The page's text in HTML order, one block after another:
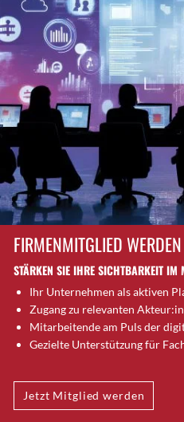
Bronschhofen
Brugg
Brugg AG
Brütten
Bubendorf
Bubikon
Burgdorf
Bäretswil
Bülach
Cazis
Cham
Chur
Crissier
Davos Platz
Dietikon
Dietlikon
FIRMENMITGLIED WERDEN
STÄRKEN SIE IHRE SICHTBARKEIT IM
Ihr Unternehmen als aktiven
Zugang zu relevanten
Mitarbeitende am Puls der
Gezielte Unterstützung für
Jetzt Mitglied werden